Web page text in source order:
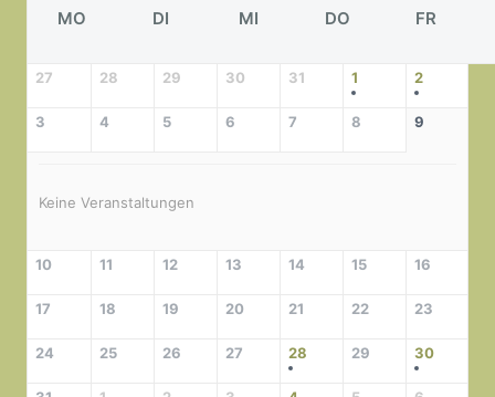
MO DI MI DO FR
27 28 29 30 31 1 2
3 4 5 6 7 8 9
Keine Veranstaltungen
10 11 12 13 14 15 16
17 18 19 20 21 22 23
24 25 26 27 28 29 30